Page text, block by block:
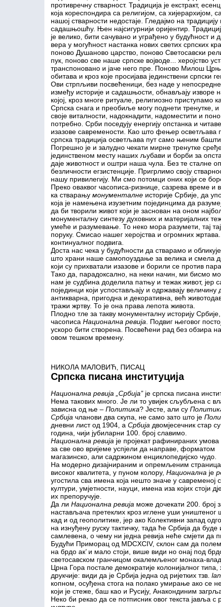
противречну стварност. Традиција је екстракт,
која кореспондира са религијом, са хијерархијом,
нашој стварности недостаје. Гледајмо на
садашњошћу. Њен најсигурнији оријентир.
је велико, бити сачувано и уграђено у будућност и
вера у могућност настанка нових светих српских
поново Душаново царство, поново Светосавски
пук, поново све наше српске војводе... херојство
транспоновано и јаче него пре. Поново Милош
обитава и кроз које просијава јединствени српски
Ови стрпљиви посвећеници, без наде у
између историје и садашњости, обнављају изворе
којој, кроз многе ритуале, религиозно приступамо
Српска снага и преобиље могу поднети тренутке,
своје виталности, надокнадити, надоместити и
потребно. Срби поседују енергију опстанка и
изазове савремености. Као што фењер осветљава
српска традиција осветљава пут само њеним
Погрешно је и залудно чекати мирне тренутке
јединственом месту наших љубави и борби за
даје животност и оштри наша чула. Без те сталне
безличности егзистенције. Пригрлимо своју
нашу привилегију. Ми смо потомци оних који се
Преко оваквог часописа-ризнице, сазрева време и
ка стварању монументалнеисторије Србије, да
која је намењена изузетним појединцима да
да би творили живот који је заснован на оном
монументалну синтезу духовних и материјалних
умеће и разумевање. То неко мора разумети, тај
поруку. Смисао нашег херојства и огромних
континуалног подвига.
Доста нас чека у будућности да стварамо и
што храни наше самопоуздање за велика и смела
који су прихватали изазове и борили се против
Тако да, парадоксално, на неки начин, ми бисмо
нам је судбина доделила патњу и тежак живот, јер
појединци који успостављају и одржавају величину
антикварна, пригодна и декоративна, већ
тражи жртву. То је она права лепота живота.
Плодно тле за такву монументалну историју
часописа Национална ревија . Подвиг његовог
ускоро бити створена. Посвећени рад без обзира
овом тешком времену.
НИКОЛА МАЛОВИЋ, ПИСАЦ
Српска писана институција
Национална ревија „Србија”је српска писана
Нема такових много. Је ли то увијек сљубљена с
зависна од ње – Политика? Јесте, али су
Србија чланови два скупа, не само зато што је
дневни лист од 1904, а Србија двомјесечник стар
година, чији јубиларни 100. број славимо.
Национална ревија је пројекат рафинираних умова
за све ово вријеме успјели да направе, форматом
магазинско, али садржином енциклопедијско чудо.
На модерно дизајнираним и опремљеним
високог квалитета, у пуном колору, Национална је
угостила сва имена која нешто значе у савременој
култури, умјетности, науци, имена иза којих стоји
их препоручује.
Да ли Национална ревија може дочекати 200. број
настављача претеклих кроз иглене уши уништеног
кад и од геополитике, јер ако Колективни запад
на изнуђену руску тактичку, тада ће Србија да
самлевена, о чему ни једна ревија неће смјети да
Будући Приморац од MDCXCIV, склон сам да
на брдо ак’ и мало стоји, више види но онај под
светосавском гранчицом окалемљеног монаха-
Црна Гора постале демократије колонијалног
друкчије: види да је Србија једна од ријетких тзв.
копном, осуђена стога на полако умирање ако се
који је стеже, баш као и Русију, Анакондиним
Неко би рекао да се потписник овог текста јавља с